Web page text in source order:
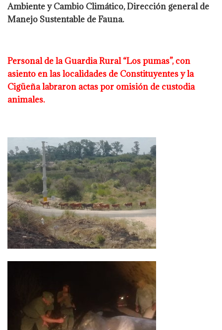
Ambiente y Cambio Climático, Dirección general de
Manejo Sustentable de Fauna.
Personal de la Guardia Rural “Los pumas”, con
asiento en las localidades de Constituyentes y la
Cigüeña labraron actas por omisión de custodia
animales.